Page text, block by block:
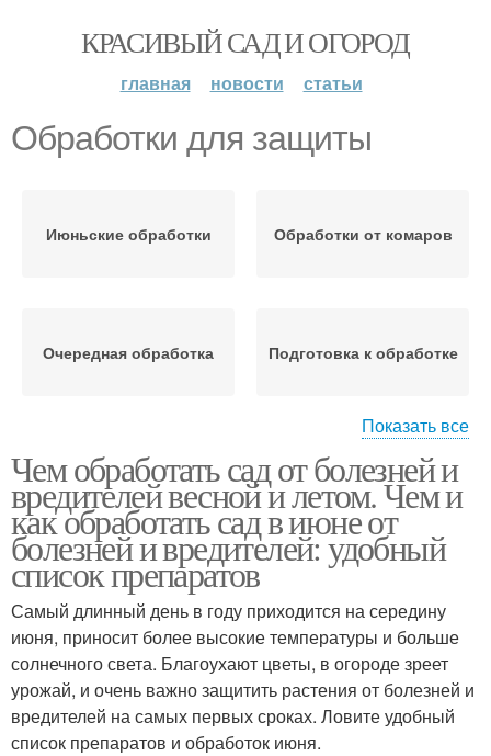
КРАСИВЫЙ САД И ОГОРОД
главная новости статьи
Обработки для защиты
Июньские обработки Обработки от комаров
Очередная обработка Подготовка к обработке
Осенняя обработка
Показать все
Чем обработать сад от болезней и
вредителей весной и летом. Чем и
как обработать сад в июне от
болезней и вредителей: удобный
список препаратов
Самый длинный день в году приходится на середину
июня, приносит более высокие температуры и больше
солнечного света. Благоухают цветы, в огороде зреет
урожай, и очень важно защитить растения от болезней и
вредителей на самых первых сроках. Ловите удобный
список препаратов и обработок июня.